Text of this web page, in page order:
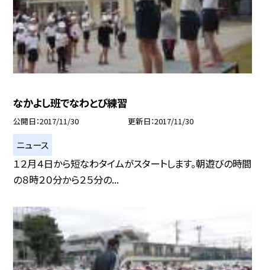
なかよし班でなわとび練習
公開日 2017/11/30 更新日 2017/11/30
ニュース
１２月４日から短なわタイムがスタートします。朝遊びの時間
の８時２０分から２５分の...